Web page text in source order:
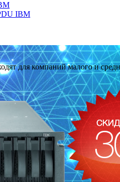
IBM
для компаний малого и